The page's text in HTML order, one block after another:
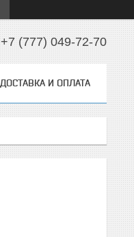
+7 (777) 049-72-70
ДОСТАВКА И ОПЛАТА